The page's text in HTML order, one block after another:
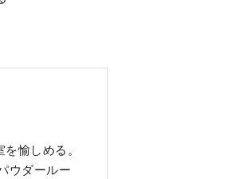
愉しめる。
ウダールー